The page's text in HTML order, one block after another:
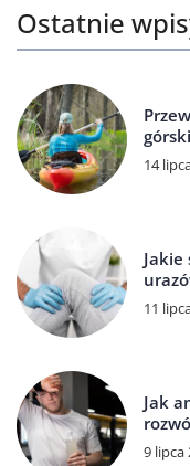
Ostatnie
14
11
Jak
9 lipca